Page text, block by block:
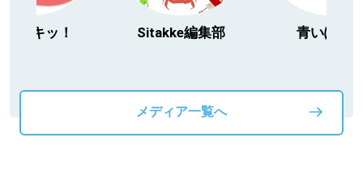
日ドキッ！ Sitakke編集部 青いぽす
メディア一覧へ